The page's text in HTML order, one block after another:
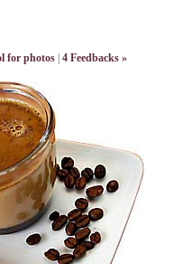
for photos 4 Feedbacks »